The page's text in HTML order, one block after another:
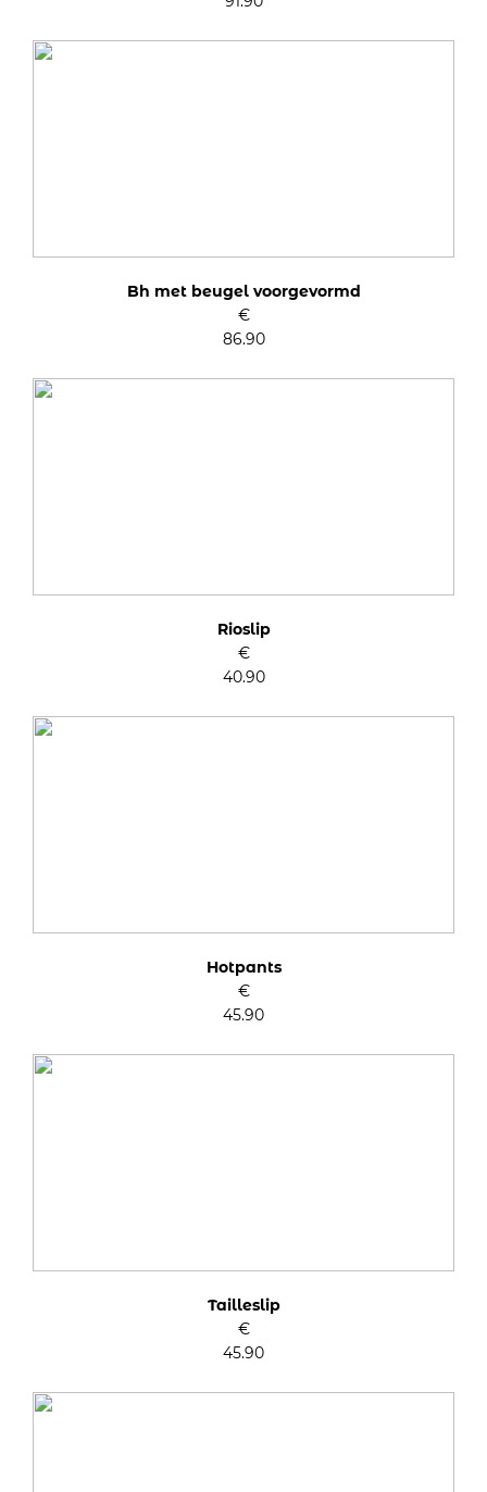
Bh met beugel voorgevormd
€
86.90
Rioslip
€
40.90
Hotpants
€
45.90
Tailleslip
€
45.90